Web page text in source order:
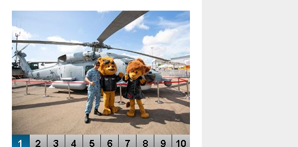
SİNGAPUR AIRSHOW-2020